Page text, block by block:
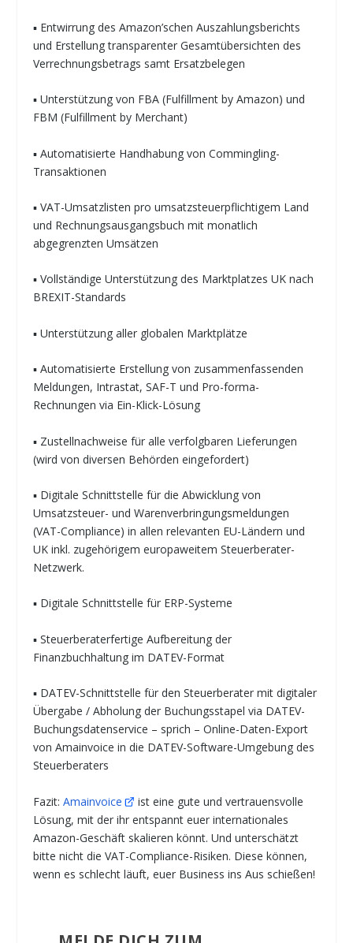
▪ Entwirrung des Amazon’schen Auszahlungsberichts
und Erstellung transparenter Gesamtübersichten des
Verrechnungsbetrags samt Ersatzbelegen
▪ Unterstützung von FBA (Fulfillment by Amazon) und
FBM (Fulfillment by Merchant)
▪ Automatisierte Handhabung von Commingling-
Transaktionen
▪ VAT-Umsatzlisten pro umsatzsteuerpflichtigem Land
und Rechnungsausgangsbuch mit monatlich
abgegrenzten Umsätzen
▪ Vollständige Unterstützung des Marktplatzes UK nach
BREXIT-Standards
▪ Unterstützung aller globalen Marktplätze
▪ Automatisierte Erstellung von zusammenfassenden
Meldungen, Intrastat, SAF-T und Pro-forma-
Rechnungen via Ein-Klick-Lösung
▪ Zustellnachweise für alle verfolgbaren Lieferungen
(wird von diversen Behörden eingefordert)
▪ Digitale Schnittstelle für die Abwicklung von
Umsatzsteuer- und Warenverbringungsmeldungen
(VAT-Compliance) in allen relevanten EU-Ländern und
UK inkl. zugehörigem europaweitem Steuerberater-
Netzwerk.
▪ Digitale Schnittstelle für ERP-Systeme
▪ Steuerberaterfertige Aufbereitung der
Finanzbuchhaltung im DATEV-Format
▪ DATEV-Schnittstelle für den Steuerberater mit digitaler
Übergabe / Abholung der Buchungsstapel via DATEV-
Buchungsdatenservice – sprich – Online-Daten-Export
von Amainvoice in die DATEV-Software-Umgebung des
Steuerberaters
Fazit:Amainvoice
ist eine gute und vertrauensvolle
Lösung, mit der ihr entspannt euer internationales
Amazon-Geschäft skalieren könnt. Und unterschätzt
bitte nicht die VAT-Compliance-Risiken. Diese können,
wenn es schlecht läuft, euer Business ins Aus schießen!